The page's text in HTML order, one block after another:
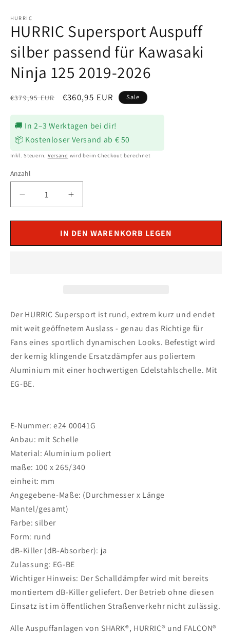
HURRIC
HURRIC Supersport Auspuff
silber passend für Kawasaki
Ninja 125 2019-2026
Normaler
€379,95 EUR Verkaufspreis
€360,95 EUR Sale
🚚 In 2–3 Werktagen bei dir!
📦 Kostenloser Versand ab € 50
Inkl. Steuern. Versand wird beim Checkout berechnet
Anzahl
Verringere
die
Menge
HURRIC
Kawasaki
Ninja
125
2019-
2026
Erhöhe
die
Menge
für
HURRIC
Kawasaki
Ninja
125
2019-
2026
IN DEN WARENKORB LEGEN
Der HURRIC Supersport ist rund, extrem kurz und endet
mit weit geöffnetem Auslass - genau das Richtige für
Fans eines sportlich dynamischen Looks. Befestigt wird
der kernig klingende Ersatzdämpfer aus poliertem
Aluminium mit einer hochwertigen Edelstahlschelle. Mit
EG-BE.
E-Nummer: e24 00041G
Anbau: mit Schelle
Material: Aluminium poliert
maße: 100 x 265/340
einheit: mm
Angegebene-Maße: (Durchmesser x Länge
Mantel/gesamt)
Farbe: silber
Form: rund
dB-Killer (dB-Absorber): ja
Zulassung: EG-BE
Wichtiger Hinweis: Der Schalldämpfer wird mit bereits
montiertem dB-Killer geliefert. Der Betrieb ohne diesen
Einsatz ist im öffentlichen Straßenverkehr nicht zulässig.
Alle Auspuffanlagen von SHARK®, HURRIC® und FALCON®